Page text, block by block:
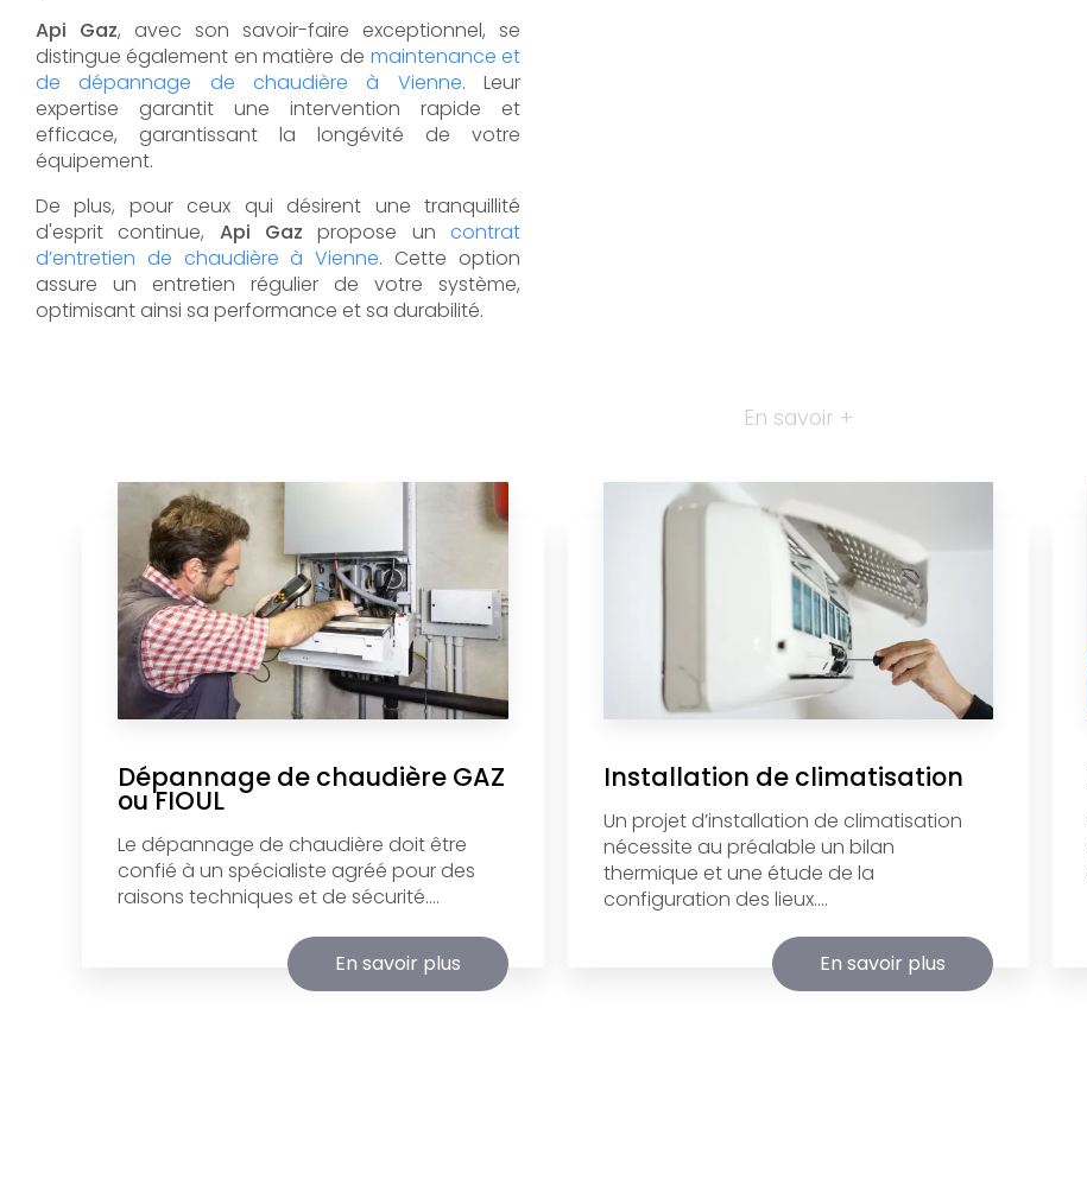
Api Gaz, avec son savoir-faire exceptionnel, se
distingue également en matière de maintenance et
de dépannage de chaudière à Vienne. Leur
expertise garantit une intervention rapide et
efficace, garantissant la longévité de votre
équipement.
De plus, pour ceux qui désirent une tranquillité
d'esprit continue, Api Gaz propose uncontrat
d’entretien de chaudière à Vienne. Cette option
assure un entretien régulier de votre système,
optimisant ainsi sa performance et sa durabilité.
En savoir +
Dépannage de chaudière GAZ
ou FIOUL
Le dépannage de chaudière doit être
confié à un spécialiste agréé pour des
raisons techniques et de sécurité....
En savoir plus
Installation de climatisation
Un projet d’installation de climatisation
nécessite au préalable un bilan
thermique et une étude de la
configuration des lieux....
En savoir plus